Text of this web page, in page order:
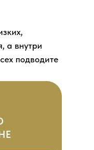
а внутри
подводите